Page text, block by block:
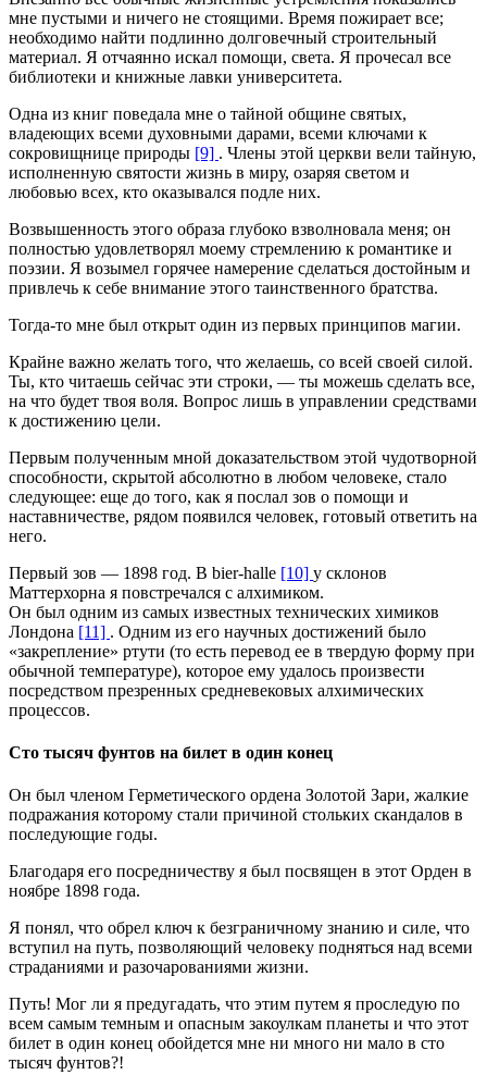
мне пустыми и ничего не стоящими. Время пожирает все;
необходимо найти подлинно долговечный строительный
материал. Я отчаянно искал помощи, света. Я прочесал все
библиотеки и книжные лавки университета.
Одна из книг поведала мне о тайной общине святых,
владеющих всеми духовными дарами, всеми ключами к
сокровищнице природы [9] . Члены этой церкви вели тайную,
исполненную святости жизнь в миру, озаряя светом и
любовью всех, кто оказывался подле них.
Возвышенность этого образа глубоко взволновала меня; он
полностью удовлетворял моему стремлению к романтике и
поэзии. Я возымел горячее намерение сделаться достойным и
привлечь к себе внимание этого таинственного братства.
Тогда-то мне был открыт один из первых принципов магии.
Крайне важно желать того, что желаешь, со всей своей силой.
Ты, кто читаешь сейчас эти строки, — ты можешь сделать все,
на что будет твоя воля. Вопрос лишь в управлении средствами
к достижению цели.
Первым полученным мной доказательством этой чудотворной
способности, скрытой абсолютно в любом человеке, стало
следующее: еще до того, как я послал зов о помощи и
наставничестве, рядом появился человек, готовый ответить на
него.
Первый зов — 1898 год. В bier-halle [10] у склонов
Маттерхорна я повстречался с алхимиком.
Он был одним из самых известных технических химиков
Лондона [11] . Одним из его научных достижений было
«закрепление» ртути (то есть перевод ее в твердую форму при
обычной температуре), которое ему удалось произвести
посредством презренных средневековых алхимических
процессов.
Сто тысяч фунтов на билет в один конец
Он был членом Герметического ордена Золотой Зари, жалкие
подражания которому стали причиной стольких скандалов в
последующие годы.
Благодаря его посредничеству я был посвящен в этот Орден в
ноябре 1898 года.
Я понял, что обрел ключ к безграничному знанию и силе, что
вступил на путь, позволяющий человеку подняться над всеми
страданиями и разочарованиями жизни.
Путь! Мог ли я предугадать, что этим путем я проследую по
всем самым темным и опасным закоулкам планеты и что этот
билет в один конец обойдется мне ни много ни мало в сто
тысяч фунтов?!